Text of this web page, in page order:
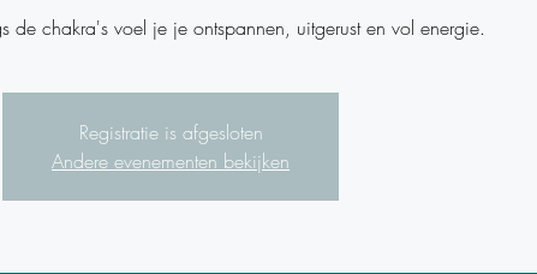
Registratie is afgesloten
Andere evenementen bekijken